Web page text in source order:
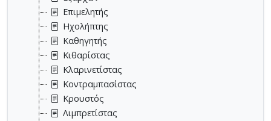
Επιμελητής
Ηχολήπτης
Καθηγητής
Κιθαρίστας
Κλαρινετίστας
Κοντραμπασίστας
Κρουστός
Λιμπρετίστας